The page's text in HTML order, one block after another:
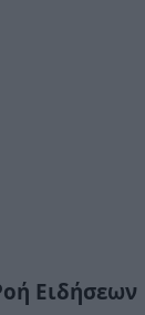
Ειδήσεων